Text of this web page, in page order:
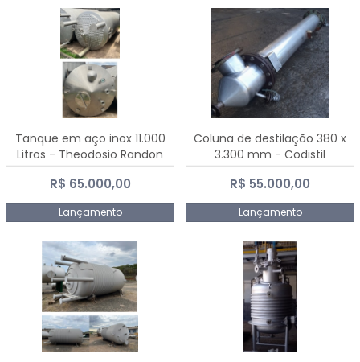
Tanque em aço inox 11.000
Litros - Theodosio Randon
R$ 65.000,00
Lançamento
Coluna de destilação 380 x
3.300 mm - Codistil
R$ 55.000,00
Lançamento